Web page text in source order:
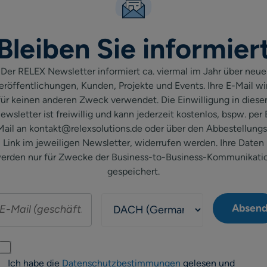
Sie
Der RELEX Newsletter informiert ca. viermal im Jahr über neue
Kunden, Projekte und Events. Ihre E-Mail
keinen anderen Zweck verwendet. Die Einwilligung in
ist freiwillig und kann jederzeit kostenlos, bspw. per
an kontakt@relexsolutions.de oder über den
Link im jeweiligen Newsletter, widerrufen werden. Ihre Daten
nur für Zwecke der Business-to-Business-
gespeichert.
Ich habe die Datenschutzbestimmungen gelesen und